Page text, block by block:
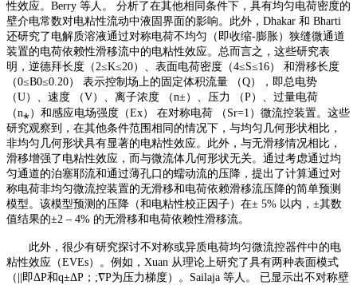
性效应。Berry 等人。 分析了在其他相同条件下，具有均匀电荷密度的
壁介电常数对电粘性流动中液固界面的影响。此外，Dhakar 和 Bharti
还研究了电解质溶液通过对称电荷不均匀（即收缩-膨胀）狭缝微通道
装置的电荷依赖性滑移流中的电粘性效应。总而言之，这些研究表
明，逆德拜长度（ 2≤K≤20）、表面电荷密度（4≤S≤16）
和滑移长度
（0≤B0≤0.20） 表示控制场上的固定体积流量 （Q），即总电势
（U）、速度 （V）、离子浓度 （n± ）、压力 （P）、过量电荷
（n⁎）和感应电场强度（Ex） 在对称电荷 （ Sr=1 ）微流控装置。这些
研究观察到，在其他条件范围相同的情况下，与均匀几何形状相比，
非均匀几何形状具有显著的电粘性效应。此外，与无滑移情况相比，
滑移增强了电粘性效应，而与微流体几何形状无关。通过考虑通过均
匀通道的泊塞耶流和通过薄孔口的蠕动流的压降，提出了计算通过对
称电荷非均匀微流控装置的无滑移和电荷依赖滑移流压降的简单预测
模型。该模型预测的压降（和电粘性校正因子）在± 5% 以内，±其数
值结果的±2 – 4% 的无滑移和电荷依赖性滑移流。
此外，很少有研究探讨不对称或异质电荷均匀微流控器件中的电
粘性效应（EVEs）。例如， Xuan 从理论上研究了具有两种表面模式
（
即ΔP和q±ΔP； ;∇P为压力梯度）。Sailaja 等人。 已显示出不对称壁